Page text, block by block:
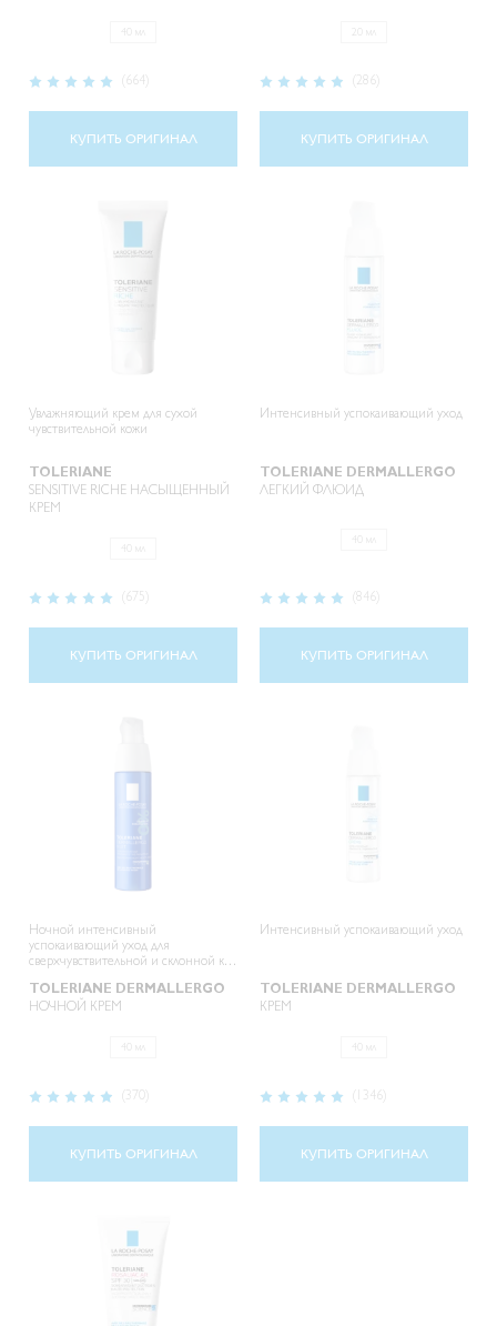
40 мл
Рейтинг:
КУПИТЬ ОРИГИНАЛ
Рейтинг:
(286)
КУПИТЬ ОРИГИНАЛ
Увлажняющий крем для сухой
чувствительной кожи
TOLERIANE
SENSITIVE RICHE НАСЫЩЕННЫЙ
КРЕМ
40 мл
Рейтинг:
(675)
КУПИТЬ ОРИГИНАЛ
Интенсивный успокаивающий уход
TOLERIANE DERMALLERGO
ЛЕГКИЙ ФЛЮИД
40 мл
Рейтинг:
(846)
КУПИТЬ ОРИГИНАЛ
Ночной интенсивный
успокаивающий уход для
сверхчувствительной и склонной к
TOLERIANE DERMALLERGO
НОЧНОЙ КРЕМ
40 мл
Рейтинг:
(370)
КУПИТЬ ОРИГИНАЛ
Интенсивный успокаивающий уход
TOLERIANE DERMALLERGO
КРЕМ
40 мл
Рейтинг:
(1346)
КУПИТЬ ОРИГИНАЛ